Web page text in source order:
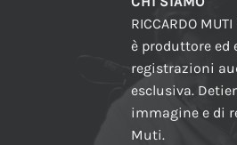
RICCARDO
è produttore ed
registrazioni
esclusiva.
immagine e di
Muti.